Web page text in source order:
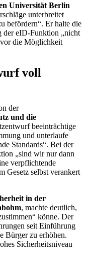
Universität Berlin
unterbreitet
befördern“. Er halte die
der eID-Funktion „nicht
die Möglichkeit
voll
der
und die
beeinträchtige
und unterlaufe
Standards“. Bei der
„sind wir nur dann
verpflichtende
Gesetz selbst verankert
in der
, machte deutlich,
könne. Der
seit Einführung
Bürger zu erhöhen.
Sicherheitsniveau